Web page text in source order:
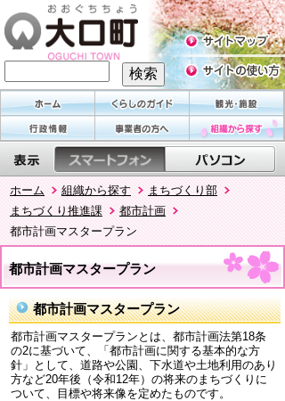
ホーム 組織から探す
まちづくり部
まちづくり推進課
都市計画
都市計画マスタープラン
都市計画マスタープラン
都市計画マスタープラン
都市計画マスタープランとは、都市計画法第18条
の2に基づいて、「都市計画に関する基本的な方
針」として、道路や公園、下水道や土地利用のあり
方など20年後（令和12年）の将来のまちづくりに
ついて、目標や将来像を定めたものです。